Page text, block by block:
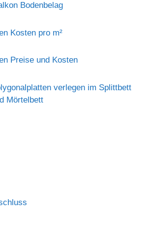
Bodenbelag
Kosten pro m²
Preise und Kosten
verlegen im Splittbett
Mörtelbett